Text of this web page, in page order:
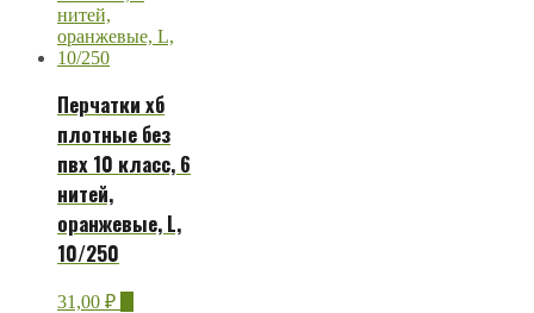
Перчатки хб
плотные без
пвх 10 класс, 6
нитей,
оранжевые, L,
10/250
31,00 ₽